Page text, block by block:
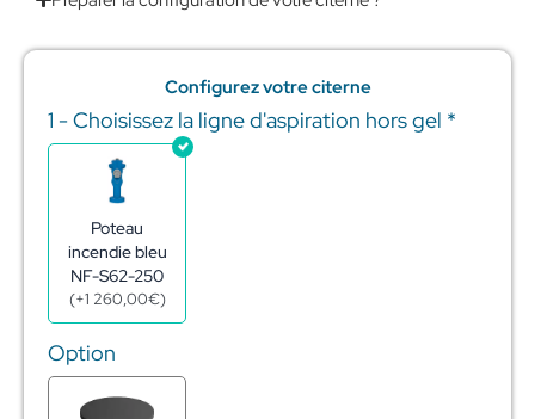
Configurez votre citerne
1 - Choisissez la ligne d'aspiration hors gel *
Poteau
incendie bleu
NF-S62-250
(+1 260,00€)
Option
quantité
de
Réserve
incendie
galva
120m3
-
h3,38m